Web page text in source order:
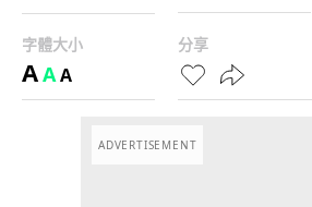
字體大小
AAA
分享
ADVERTISEMENT